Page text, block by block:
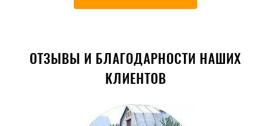
ОТЗЫВЫ И БЛАГОДАРНОСТИ НАШИХ
КЛИЕНТОВ